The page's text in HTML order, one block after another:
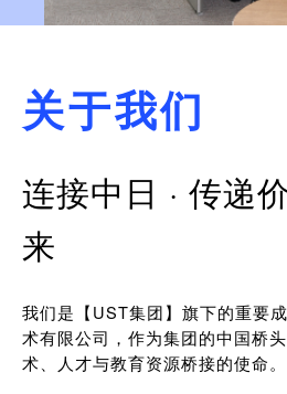
关于我们
连接中日 · 传递
来
我们是【UST集团】旗下的重要
术有限公司，作为集团的中国桥
术、人才与教育资源桥接的使命。